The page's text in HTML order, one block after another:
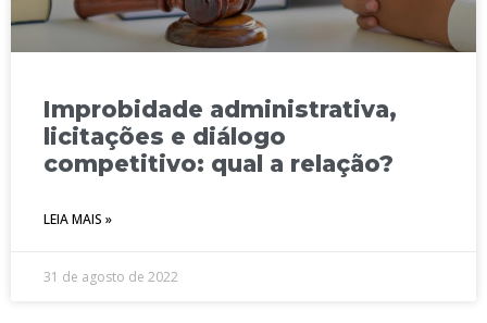
Improbidade administrativa,
licitações e diálogo
competitivo: qual a relação?
LEIA MAIS »
31 de agosto de 2022